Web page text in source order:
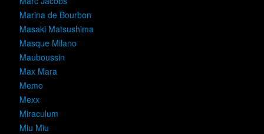
Marina de Bourbon
Masaki Matsushima
Masque Milano
Mauboussin
Max Mara
Memo
Mexx
Miraculum
Miu Miu